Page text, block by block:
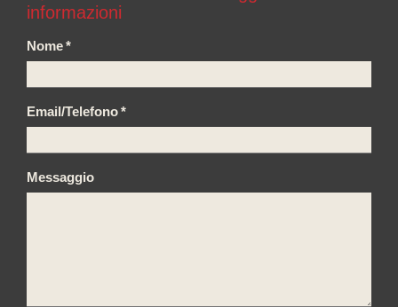
informazioni
Nome*
Email/Telefono*
Messaggio